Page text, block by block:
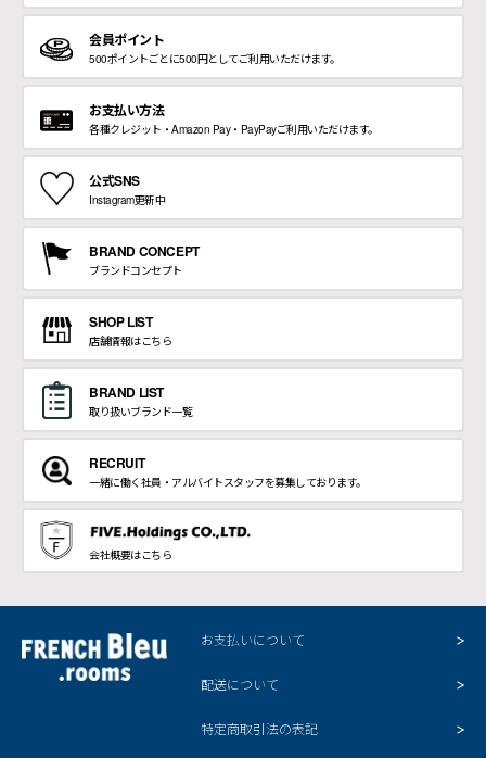
会員ポイント
500ポイントごとに500円としてご利用いただけます。
お支払い方法
各種クレジット・Amazon Pay・PayPayご利用いただけます。
公式SNS
Instagram更新中
BRAND CONCEPT
ブランドコンセプト
SHOP LIST
店舗情報はこちら
BRAND LIST
取り扱いブランド一覧
RECRUIT
一緒に働く社員・アルバイトスタッフを募集しております。
会社概要はこちら
お支払いについて
配送について
特定商取引法の表記